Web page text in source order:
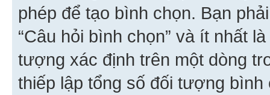
phép để tạo bình chọn. Bạn
“Câu hỏi bình chọn” và ít nhất
tượng xác định trên một dòng
thiếp lập tổng số đối tượng